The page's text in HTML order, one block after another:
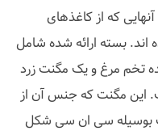
که از کاغذهای
بسته ارائه شده شامل
تخم مرغ و یک مگنت زرد
این مگنت که جنس آن از
بوسیله سی ان سی شکل